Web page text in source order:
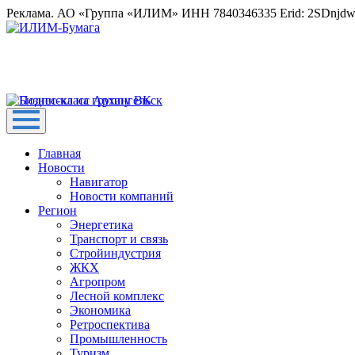
Реклама. АО «Группа «ИЛИМ» ИНН 7840346335 Erid:
Главная
Новости
Навигатор
Новости компаний
Регион
Энергетика
Транспорт и связь
Стройиндустрия
ЖКХ
Агропром
Лесной комплекс
Экономика
Ретроспектива
Промышленность